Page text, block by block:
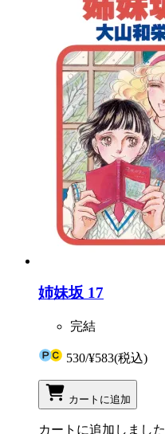
姉妹坂 17
完結
530/¥583(税込)
カートに追加
カートに追加しました